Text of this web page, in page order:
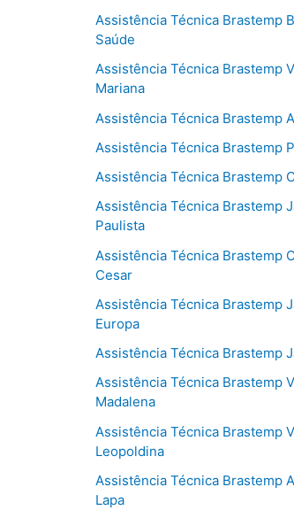
Assistência Técnica Brastemp
Saúde
Assistência Técnica Brastemp
Mariana
Assistência Técnica Brastemp
Assistência Técnica Brastemp
Assistência Técnica Brastemp
Assistência Técnica Brastemp
Paulista
Assistência Técnica Brastemp
Cesar
Assistência Técnica Brastemp
Europa
Assistência Técnica Brastemp
Assistência Técnica Brastemp
Madalena
Assistência Técnica Brastemp
Leopoldina
Assistência Técnica Brastemp
Lapa